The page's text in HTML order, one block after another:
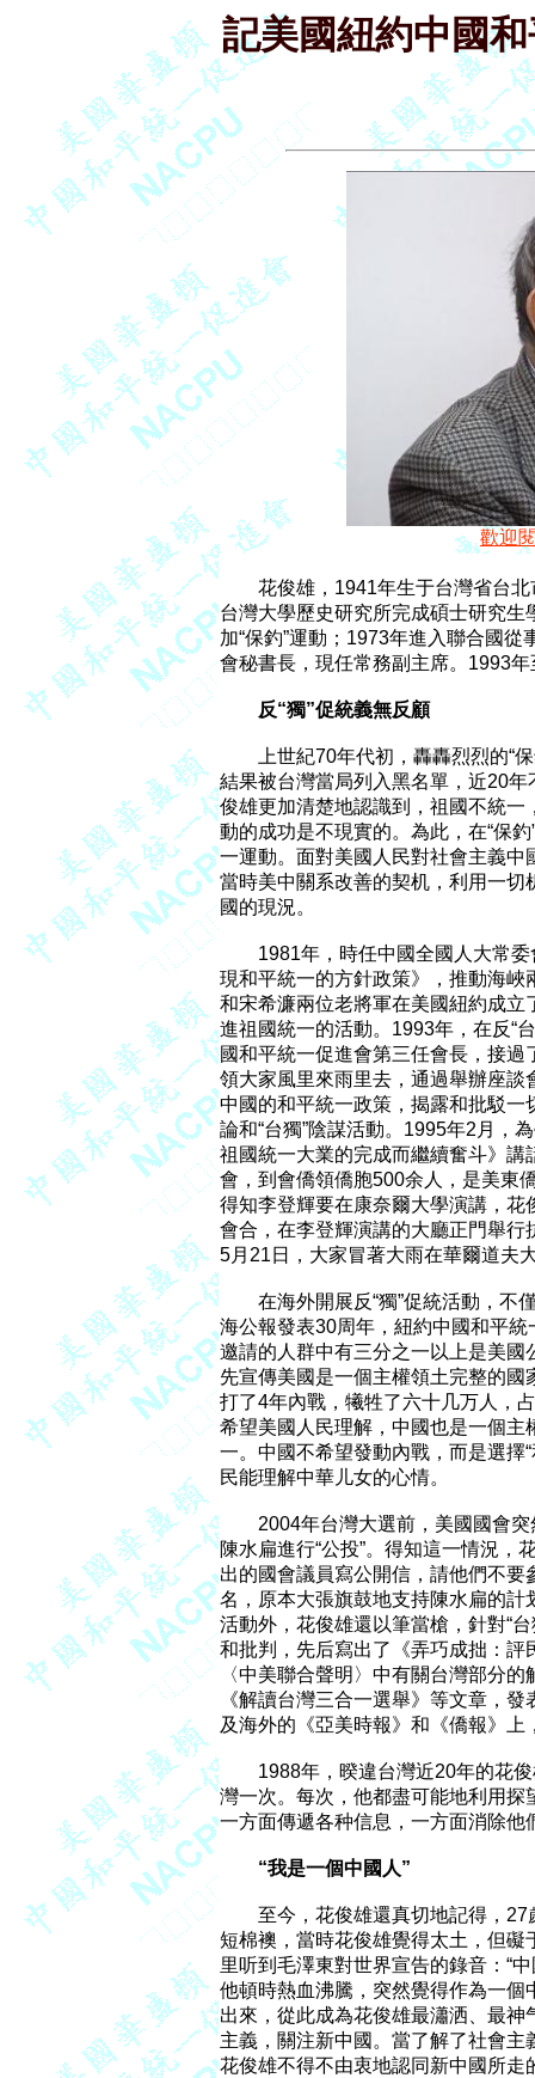
記美國紐約中國
歡迎
花俊雄，1941年生于台灣省台北
台灣大學歷史研究所完成碩士研究
加“保釣”運動；1973年進入聯合國
會秘書長，現任常務副主席。1993
反“獨”促統義無反顧
上世紀70年代初，轟轟烈烈的“保
結果被台灣當局列入黑名單，近20年
俊雄更加清楚地認識到，祖國不統一
動的成功是不現實的。為此，在“保
一運動。面對美國人民對社會主義
當時美中關系改善的契机，利用一
國的現況。
1981年，時任中國全國人大常委
現和平統一的方針政策》，推動海
和宋希濂兩位老將軍在美國紐約成
進祖國統一的活動。1993年，在反“
國和平統一促進會第三任會長，接過
領大家風里來雨里去，通過舉辦座
中國的和平統一政策，揭露和批駁
論和“台獨”陰謀活動。1995年2月，
祖國統一大業的完成而繼續奮斗》
會，到會僑領僑胞500余人，是美東
得知李登輝要在康奈爾大學演講，
會合，在李登輝演講的大廳正門舉
5月21日，大家冒著大雨在華爾道
在海外開展反“獨”促統活動，不
海公報發表30周年，紐約中國和平
邀請的人群中有三分之一以上是美
先宣傳美國是一個主權領土完整的
打了4年內戰，犧牲了六十几万人，
希望美國人民理解，中國也是一個
一。中國不希望發動內戰，而是選擇
民能理解中華儿女的心情。
2004年台灣大選前，美國國會突
陳水扁進行“公投”。得知這一情況
出的國會議員寫公開信，請他們不
名，原本大張旗鼓地支持陳水扁的
活動外，花俊雄還以筆當槍，針對“
和批判，先后寫出了《弄巧成拙：
〈中美聯合聲明〉中有關台灣部分
《解讀台灣三合一選舉》等文章，
及海外的《亞美時報》和《僑報》上
1988年，暌違台灣近20年的花俊
灣一次。每次，他都盡可能地利用
一方面傳遞各种信息，一方面消除
“我是一個中國人”
至今，花俊雄還真切地記得，27
短棉襖，當時花俊雄覺得太土，但
里听到毛澤東對世界宣告的錄音：“
他頓時熱血沸騰，突然覺得作為一
出來，從此成為花俊雄最瀟洒、最
主義，關注新中國。當了解了社會
花俊雄不得不由衷地認同新中國所